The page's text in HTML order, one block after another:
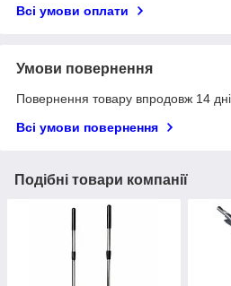
Всі умови оплати
Умови повернення
Повернення товару впродовж 14
Всі умови повернення
Подібні товари компанії